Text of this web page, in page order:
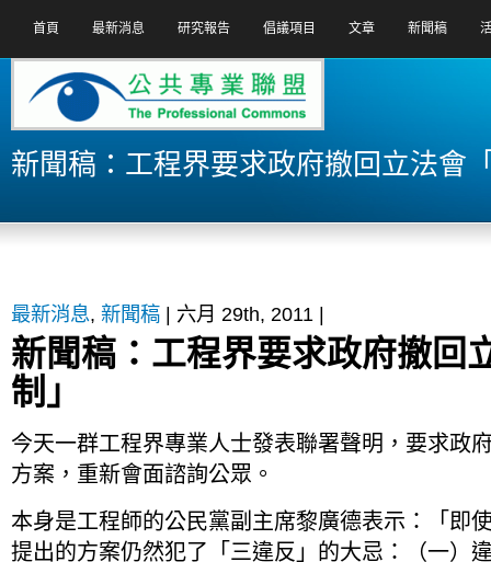
首頁 最新消息 研究報告 倡議項目 文章 新聞稿
新聞稿：工程界要求政府撤回立法會
最新消息, 新聞稿 | 六月 29th, 2011 |
新聞稿：工程界要求政府撤回
制」
今天一群工程界專業人士發表聯署聲明，要求政
方案，重新會面諮詢公眾。
本身是工程師的公民黨副主席黎廣德表示：「即
提出的方案仍然犯了「三違反」的大忌：（一）